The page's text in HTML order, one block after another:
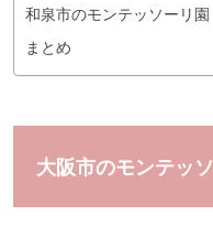
和泉市のモンテッソーリ園
まとめ
大阪市のモンテッ